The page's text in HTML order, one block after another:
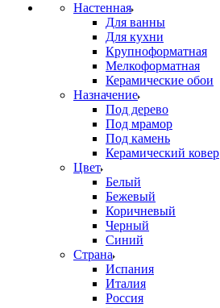
Настенная
Для ванны
Для кухни
Крупноформатная
Мелкоформатная
Керамические обои
Назначение
Под дерево
Под мрамор
Под камень
Керамический ковер
Цвет
Белый
Бежевый
Коричневый
Черный
Синий
Страна
Испания
Италия
Россия